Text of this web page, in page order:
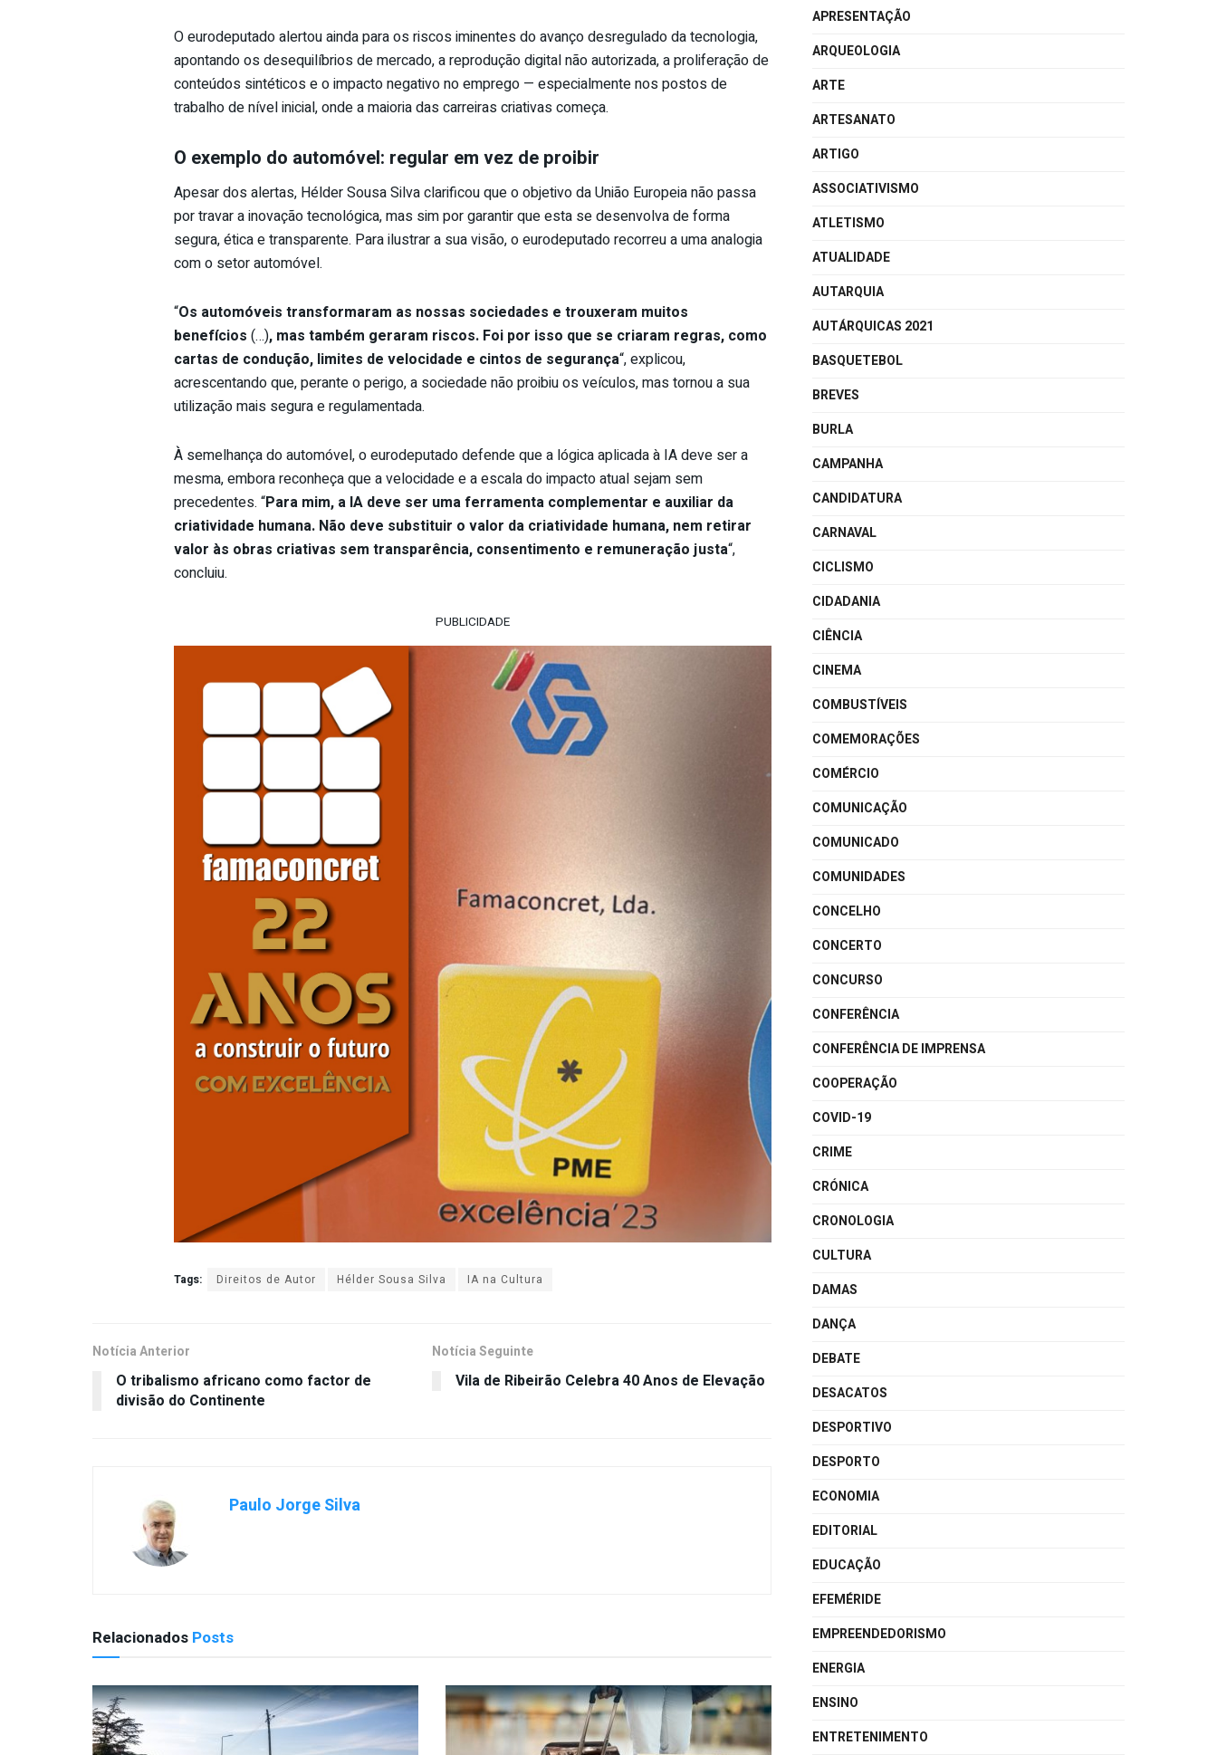
O eurodeputado alertou ainda para os riscos iminentes do avanço desregulado da tecnologia,
apontando os desequilíbrios de mercado, a reprodução digital não autorizada, a proliferação de
conteúdos sintéticos e o impacto negativo no emprego — especialmente nos postos de
trabalho de nível inicial, onde a maioria das carreiras criativas começa.
O exemplo do automóvel: regular em vez de proibir
Apesar dos alertas, Hélder Sousa Silva clarificou que o objetivo da União Europeia não passa
por travar a inovação tecnológica, mas sim por garantir que esta se desenvolva de forma
segura, ética e transparente. Para ilustrar a sua visão, o eurodeputado recorreu a uma analogia
com o setor automóvel.
“Os automóveis transformaram as nossas sociedades e trouxeram muitos
benefícios (…), mas também geraram riscos. Foi por isso que se criaram regras, como
cartas de condução, limites de velocidade e cintos de segurança“, explicou,
acrescentando que, perante o perigo, a sociedade não proibiu os veículos, mas tornou a sua
utilização mais segura e regulamentada.
À semelhança do automóvel, o eurodeputado defende que a lógica aplicada à IA deve ser a
mesma, embora reconheça que a velocidade e a escala do impacto atual sejam sem
precedentes. “Para mim, a IA deve ser uma ferramenta complementar e auxiliar da
criatividade humana. Não deve substituir o valor da criatividade humana, nem retirar
valor às obras criativas sem transparência, consentimento e remuneração justa“,
concluiu.
PUBLICIDADE
Tags: Direitos de Autor Hélder Sousa Silva IA na Cultura
Notícia Anterior
O tribalismo africano como factor de
divisão do Continente
Notícia Seguinte
Vila de Ribeirão Celebra 40 Anos de Elevação
Paulo Jorge Silva
Relacionados Posts
APRESENTAÇÃO
ARQUEOLOGIA
ARTE
ARTESANATO
ARTIGO
ASSOCIATIVISMO
ATLETISMO
ATUALIDADE
AUTARQUIA
AUTÁRQUICAS 2021
BASQUETEBOL
BREVES
BURLA
CAMPANHA
CANDIDATURA
CARNAVAL
CICLISMO
CIDADANIA
CIÊNCIA
CINEMA
COMBUSTÍVEIS
COMEMORAÇÕES
COMÉRCIO
COMUNICAÇÃO
COMUNICADO
COMUNIDADES
CONCELHO
CONCERTO
CONCURSO
CONFERÊNCIA
CONFERÊNCIA DE IMPRENSA
COOPERAÇÃO
COVID-19
CRIME
CRÓNICA
CRONOLOGIA
CULTURA
DAMAS
DANÇA
DEBATE
DESACATOS
DESPORTIVO
DESPORTO
ECONOMIA
EDITORIAL
EDUCAÇÃO
EFEMÉRIDE
EMPREENDEDORISMO
ENERGIA
ENSINO
ENTRETENIMENTO